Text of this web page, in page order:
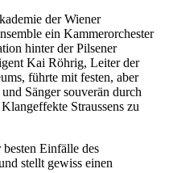
der Wiener
ein Kammerorchester
hinter der Pilsener
Kai Röhrig, Leiter der
führte mit festen, aber
Sänger souverän durch
Straussens zu
Einfälle des
stellt gewiss einen